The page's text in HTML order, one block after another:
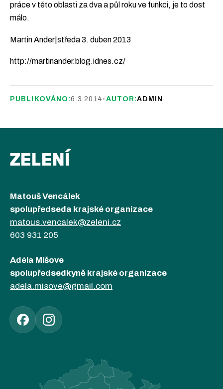
práce v této oblasti za dva a půl roku ve funkci, je to dost
málo.
Martin Ander|středa 3. duben 2013
http://martinander.blog.idnes.cz/
PUBLIKOVÁNO:6.3.2014 • AUTOR:ADMIN
ZELENÍ
Matouš Vencálek
spolupředseda krajské organizace
matous.vencalek@zeleni.cz
603 931 205
Adéla Mišove
spolupředsedkyně krajské organizace
adela.misove@gmail.com